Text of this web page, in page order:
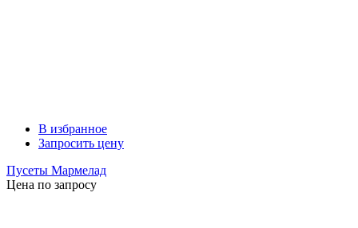
В избранное
Запросить цену
Пусеты Мармелад
Цена по запросу